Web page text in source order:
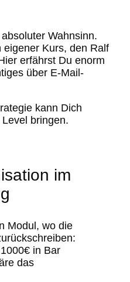
Wahnsinn.
eigener Kurs, den Ralf
erfährst Du enorm
über E-Mail-
kann Dich
bringen.
im
Modul, wo die
in Bar
das